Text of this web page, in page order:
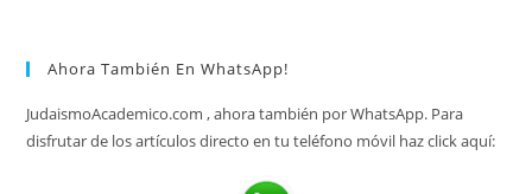
Ahora También En WhatsApp!
JudaismoAcademico.com , ahora también por WhatsApp. Para
disfrutar de los artículos directo en tu teléfono móvil haz click aquí: